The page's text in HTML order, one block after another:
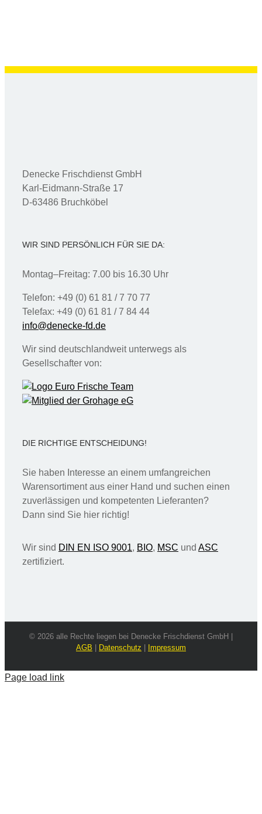
Denecke Frischdienst GmbH
Karl-Eidmann-Straße 17
D-63486 Bruchköbel
WIR SIND PERSÖNLICH FÜR SIE DA:
Montag–Freitag: 7.00 bis 16.30 Uhr
Telefon: +49 (0) 61 81 / 7 70 77
Telefax: +49 (0) 61 81 / 7 84 44
info@denecke-fd.de
Wir sind deutschlandweit unterwegs als
Gesellschafter von:
DIE RICHTIGE ENTSCHEIDUNG!
Sie haben Interesse an einem umfangreichen
Warensortiment aus einer Hand und suchen einen
zuverlässigen und kompetenten Lieferanten?
Dann sind Sie hier richtig!
Wir sind DIN EN ISO 9001, BIO, MSC und ASC
zertifiziert.
© 2026 alle Rechte liegen bei Denecke Frischdienst GmbH |
AGB | Datenschutz | Impressum
Page load link